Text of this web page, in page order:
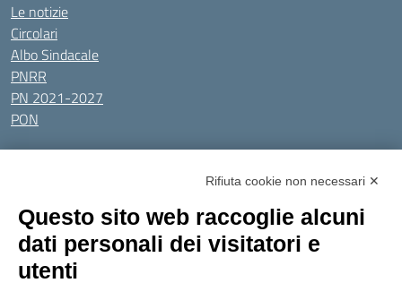
Le notizie
Circolari
Albo Sindacale
PNRR
PN 2021-2027
PON
Tutti gli argomenti
Amministrazione Trasparente
Privacy Policy
Dichiarazione di accessibilitàObiettivi di accessibilità
Seguici su:
Rifiuta cookie non necessari ✕
Questo sito web raccoglie alcuni
dati personali dei visitatori e
utenti